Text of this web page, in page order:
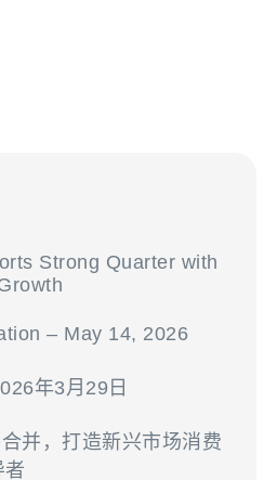
Strong Quarter with
– May 14, 2026
年3月29日
并，打造新兴市场消费
者